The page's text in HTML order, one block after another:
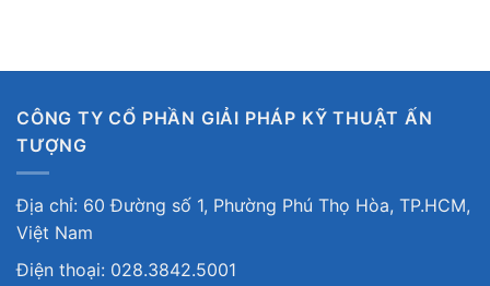
CÔNG TY CỔ PHẦN GIẢI PHÁP KỸ THUẬT ẤN
TƯỢNG
Địa chỉ: 60 Đường số 1, Phường Phú Thọ Hòa, TP.HCM,
Việt Nam
Điện thoại: 028.3842.5001